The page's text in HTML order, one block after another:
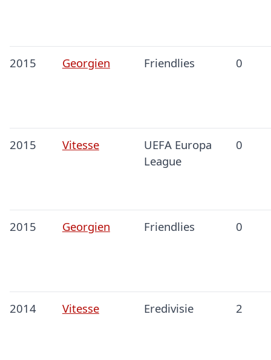
2015 Georgien Friendlies 0
2015 Vitesse
UEFA Europa
League
0
2015 Georgien Friendlies 0
2014 Vitesse Eredivisie 2